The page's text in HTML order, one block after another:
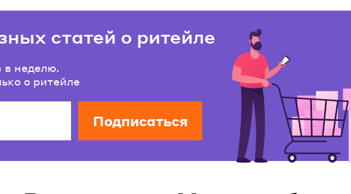
статей о ритейле
в неделю.
о ритейле
Подписаться